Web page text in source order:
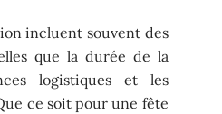
incluent souvent des
que la durée de la
logistiques et les
ce soit pour une fête